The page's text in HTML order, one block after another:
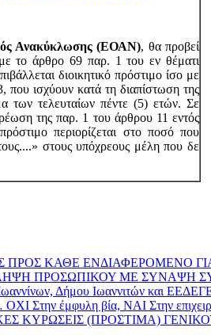
Ανακύκλωσης (ΕΟΑΝ), θα προβεί
το άρθρο 69 παρ. 1 του εν θέματι
διοικητικό πρόστιμο ίσο με
που ισχύουν κατά τη διαπίστωση της
των τελευταίων πέντε (5) ετών. Σε
της παρ. 1 του άρθρου 11 εντός
περιορίζεται στο ποσό που
στους υπόχρεους μέλη που δε
ΚΑΘΕ ΕΝΔΙΑΦΕΡΟΜΕΝΟ
ΠΡΟΣΩΠΙΚΟΥ ΜΕ ΣΥΝΑΨΗ
Ιωαννίνων, Δήμου Ιωαννιτών
έμφυλη βία, ΝΑΙ Στην
ΚΥΡΩΣΕΙΣ (ΠΡΟΣΤΙΜΑ)